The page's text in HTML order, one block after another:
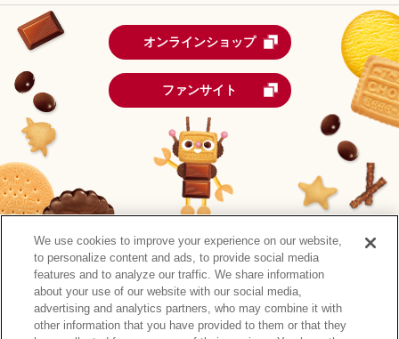
オンラインショップ
ファンサイト
森永製菓公式アカウント一覧
We use cookies to improve your experience on our website,
to personalize content and ads, to provide social media
features and to analyze our traffic. We share information
about your use of our website with our social media,
advertising and analytics partners, who may combine it with
other information that you have provided to them or that they